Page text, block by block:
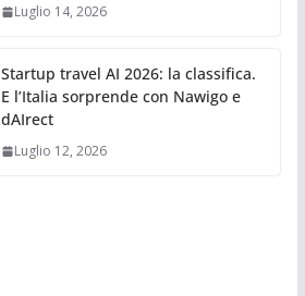
Luglio 14, 2026
Startup travel AI 2026: la classifica.
E l’Italia sorprende con Nawigo e
dAIrect
Luglio 12, 2026